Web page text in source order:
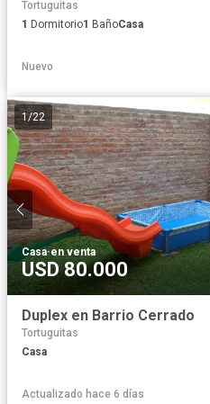
Tortuguitas
1 Dormitorio1 BañoCasa
Nuevo
1/22
Casa·en venta
USD 80.000
Duplex en Barrio Cerrado
Tortuguitas
Casa
Actualizado hace 6 días